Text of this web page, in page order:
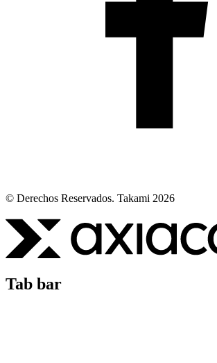
© Derechos Reservados. Takami 2026
Tab bar